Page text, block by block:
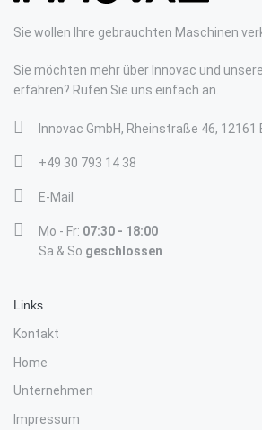
Sie wollen Ihre gebrauchten Maschinen
Sie möchten mehr über Innovac und
erfahren? Rufen Sie uns einfach an.
Innovac GmbH, Rheinstraße 46, 12161
+49 30 793 14 38
E-Mail
Mo - Fr: 07:30 - 18:00
Sa & So geschlossen
Links
Kontakt
Home
Unternehmen
Impressum